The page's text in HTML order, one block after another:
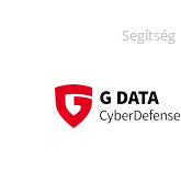
Segítség